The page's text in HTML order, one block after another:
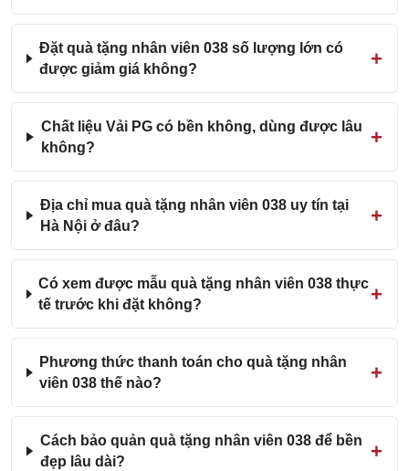
Đặt quà tặng nhân viên 038 số lượng lớn có
được giảm giá không?
Chất liệu Vải PG có bền không, dùng được lâu
không?
Địa chỉ mua quà tặng nhân viên 038 uy tín tại
Hà Nội ở đâu?
Có xem được mẫu quà tặng nhân viên 038 thực
tế trước khi đặt không?
Phương thức thanh toán cho quà tặng nhân
viên 038 thế nào?
Cách bảo quản quà tặng nhân viên 038 để bền
đẹp lâu dài?